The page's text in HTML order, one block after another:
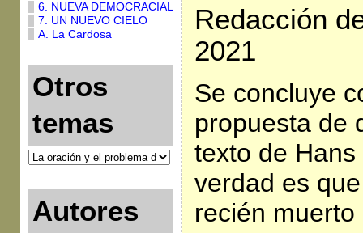
6. NUEVA DEMOCRACIAL
7. UN NUEVO CIELO
A. La Cardosa
Otros
temas
Autores
Redacción
2021
Se concluye
propuesta de
texto de
verdad es
recién